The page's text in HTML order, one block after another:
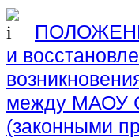
и
между МАОУ
(законными